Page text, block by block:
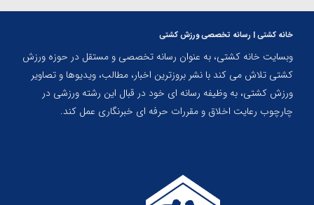
خانه کشتی | رسانه تخصصی ورزش کشتی
وبسایت خانه کشتی، به عنوان رسانه تخصصی و مستقل در حوزه ورزش
کشتی تلاش می کند با نشر بروزترین اخبار، مطالب، ویدیوها و تصاویر
ورزش کشتی، به وظیفه رسانه ای خود در قبال این رشته ورزشی در
چارچوب رعایت اخلاق و مقررات حرفه ای خبرنگاری عمل کند.